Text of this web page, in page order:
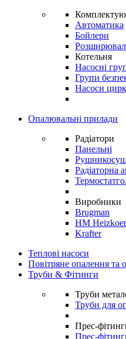
Автоматика
Бойлери
Котельня
Насосні
Групи
Насоси
Опалювальні прилади
Радіатори
Панельні
Радіаторна
Виробники
Brugman
HM
Krafter
Теплові насоси
Повітряне опалення та
Труби & Фітинги
Труби
Труби для
Прес-
Прес-